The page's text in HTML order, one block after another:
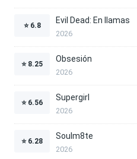
⭐ 6.8
Evil Dead: En llamas
2026
⭐ 8.25
Obsesión
2026
⭐ 6.56
Supergirl
2026
⭐ 6.28
Soulm8te
2026